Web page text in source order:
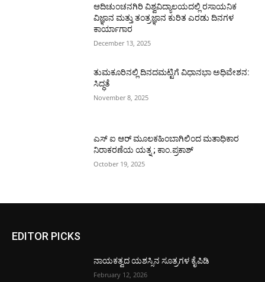
ಆದಿಚುಂಚನಗಿರಿ ವಿಶ್ವವಿದ್ಯಾಲಯದಲ್ಲಿ ರಸಾಯನಿಕ
ವಿಜ್ಞಾನ ಮತ್ತು ತಂತ್ರಜ್ಞಾನ ಕುರಿತ ಎರಡು ದಿನಗಳ
ಕಾರ್ಯಾಗಾರ
December 13, 2025
ತುಮಕೂರಿನಲ್ಲಿ ದಿನದಮಟ್ಟಿಗೆ ವಿಧಾನಭಾ ಅಧಿವೇಶನ:
ಸಿದ್ಧತೆ
November 8, 2025
ಎಸ್ ಐ ಆರ್ ಮೂಲಕಹಿಂಬಾಗಿಲಿಂದ ಮತಾಧಿಕಾರ
ನಿರಾಕರಣೆಯ ಯತ್ನ ; ಕಾಂ.ಪ್ರಕಾಶ್
October 19, 2025
EDITOR PICKS
ನಾಯಕತ್ವದ ಯಶಸ್ಸಿನ ಸೂತ್ರಗಳ ಕೈಪಿಡಿ
February 12, 2026